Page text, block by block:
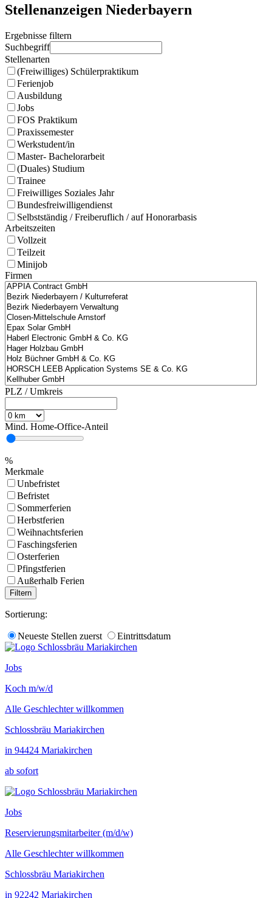
Stellenanzeigen Niederbayern
Ergebnisse filtern
Suchbegriff
Stellenarten
(Freiwilliges) Schülerpraktikum
Ferienjob
Ausbildung
Jobs
FOS Praktikum
Praxissemester
Werkstudent/in
Master- Bachelorarbeit
(Duales) Studium
Trainee
Freiwilliges Soziales Jahr
Bundesfreiwilligendienst
Selbstständig / Freiberuflich / auf Honorarbasis
Arbeitszeiten
Vollzeit
Teilzeit
Minijob
Firmen
PLZ / Umkreis
Mind. Home-Office-Anteil
%
Merkmale
Unbefristet
Befristet
Sommerferien
Herbstferien
Weihnachtsferien
Faschingsferien
Osterferien
Pfingstferien
Außerhalb Ferien
Sortierung:
Neueste Stellen zuerst Eintrittsdatum
Jobs
Koch m/w/d
Alle Geschlechter willkommen
Schlossbräu Mariakirchen
in 94424 Mariakirchen
ab sofort
Jobs
Reservierungsmitarbeiter (m/d/w)
Alle Geschlechter willkommen
Schlossbräu Mariakirchen
in 92242 Mariakirchen